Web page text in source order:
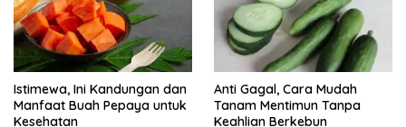
Istimewa, Ini Kandungan dan
Manfaat Buah Pepaya untuk
Kesehatan
Anti Gagal, Cara Mudah
Tanam Mentimun Tanpa
Keahlian Berkebun